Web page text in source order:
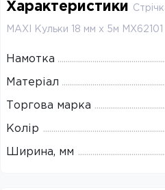
Характеристики
MAXI Кульки 18 мм х 5м MX62101
Намотка
Матеріал
Торгова марка
Колір
Ширина, мм